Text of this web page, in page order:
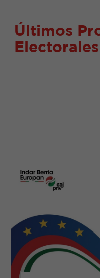
Últimos
Electorales